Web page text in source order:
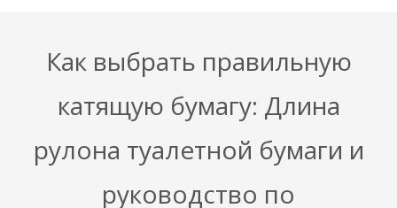
Как выбрать правильную
катящую бумагу: Длина
рулона туалетной бумаги и
руководство по